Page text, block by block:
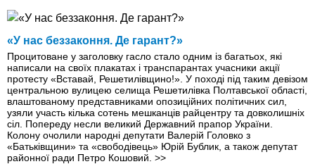
«У нас беззаконня. Де гарант?»
Процитоване у заголовку гасло стало одним із багатьох, які
написали на своїх плакатах і транспарантах учасники акції
протесту «Вставай, Решетилівщино!». У поході під таким девізом
центральною вулицею селища Решетилівка Полтавської області,
влаштованому представниками опозиційних політичних сил,
узяли участь кілька сотень мешканців райцентру та довколишніх
сіл. Попереду несли великий Державний прапор України.
Колону очолили народні депутати Валерій Головко з
«Батьківщини» та «свободівець» Юрій Бублик, а також депутат
районної ради Петро Кошовий. >>